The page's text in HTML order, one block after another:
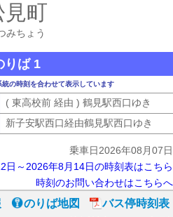
見町
みちょう
りば 1
の時刻を合わせて表示しています
( 東高校前 経由 ) 鶴見駅西口ゆき
新子安駅西口経由鶴見駅西口ゆき
乗車日2026年08月07日
日～2026年8月14日の時刻表はこちら
時刻のお問い合わせはこちらへ
のりば地図
バス停時刻表